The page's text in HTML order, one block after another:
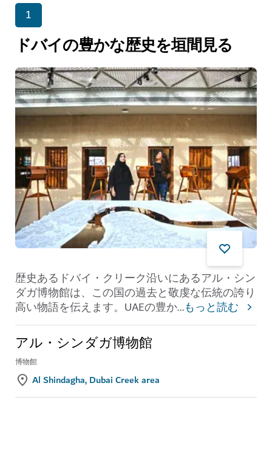
1
ドバイの豊かな歴史を垣間見る
歴史あるドバイ・クリーク沿いにあるアル・シン
ダガ博物館は、この国の過去と敬虔な伝統の誇り
高い物語を伝えます。UAEの豊か...もっと読む
アル・シンダガ博物館
博物館
Al Shindagha, Dubai Creek area